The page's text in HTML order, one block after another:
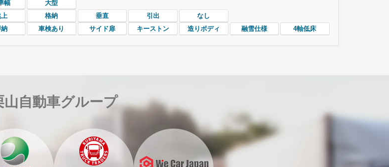
幅
大型
格納 垂直 引出
なし
車検あり サイド扉 キーストン 造りボディ 融雪仕様 4軸低床
山自動車グループ